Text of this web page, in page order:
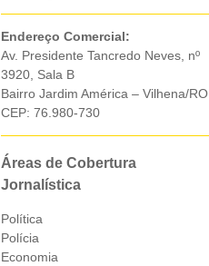
Endereço Comercial:
Av. Presidente Tancredo Neves, nº
3920, Sala B
Bairro Jardim América – Vilhena/RO
CEP: 76.980-730
Áreas de Cobertura
Jornalística
Política
Polícia
Economia